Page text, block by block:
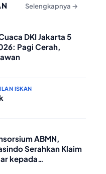
Selengkapnya →
DKI Jakarta 5
Pagi Cerah,
ISKAN
ABMN,
Serahkan Klaim
kepada
Agama